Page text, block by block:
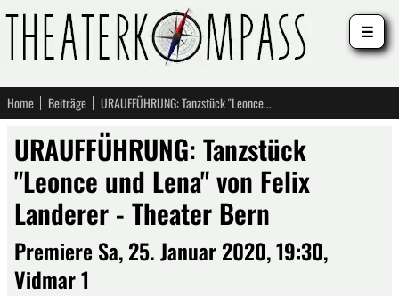
Home Beiträge URAUFFÜHRUNG: Tanzstück "Leonce und Lena" von Felix Landerer - Theater Bern
URAUFFÜHRUNG: Tanzstück
"Leonce und Lena" von Felix
Landerer - Theater Bern
Premiere Sa, 25. Januar 2020, 19:30,
Vidmar 1
☰